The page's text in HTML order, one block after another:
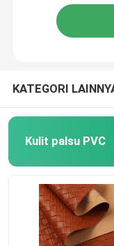
Wisata pabrik
Kontrol kualitas
Kulit palsu PVC
KATEGORI
Kulit palsu PVC